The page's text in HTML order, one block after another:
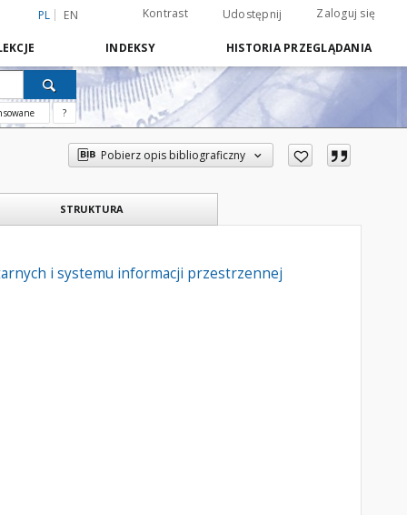
PL EN Kontrast Udostępnij Zaloguj się
INDEKSY HISTORIA PRZEGLĄDANIA
?
Pobierz opis bibliograficzny
STRUKTURA
i systemu informacji przestrzennej